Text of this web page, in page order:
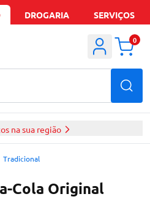
DROGARIA SERVIÇOS
0
na sua região
Tradicional
Cola Original